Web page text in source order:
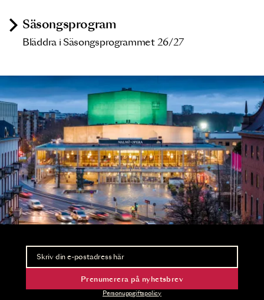
Säsongsprogram
Bläddra i Säsongsprogrammet 26/27
Nyhetsbrev
Ta del av förhandsinformation och biljettsläpp.
Prenumerera på nyhetsbrev
Personuppgiftspolicy